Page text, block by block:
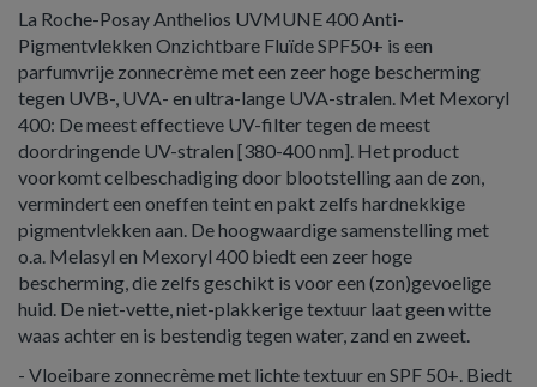
La Roche-Posay Anthelios UVMUNE 400 Anti-
Pigmentvlekken Onzichtbare Fluïde SPF50+ is een
parfumvrije zonnecrème met een zeer hoge bescherming
tegen UVB-, UVA- en ultra-lange UVA-stralen. Met Mexoryl
400: De meest effectieve UV-filter tegen de meest
doordringende UV-stralen [380-400 nm]. Het product
voorkomt celbeschadiging door blootstelling aan de zon,
vermindert een oneffen teint en pakt zelfs hardnekkige
pigmentvlekken aan. De hoogwaardige samenstelling met
o.a. Melasyl en Mexoryl 400 biedt een zeer hoge
bescherming, die zelfs geschikt is voor een (zon)gevoelige
huid. De niet-vette, niet-plakkerige textuur laat geen witte
waas achter en is bestendig tegen water, zand en zweet.
- Vloeibare zonnecrème met lichte textuur en SPF 50+. Biedt